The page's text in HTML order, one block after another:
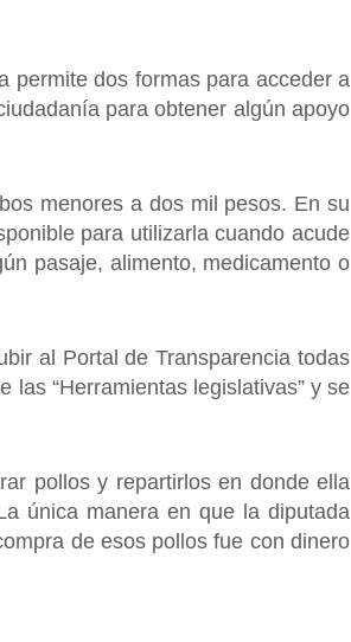
permite dos formas para acceder a
para obtener algún apoyo
menores a dos mil pesos. En su
para utilizarla cuando acude
pasaje, alimento, medicamento o
al Portal de Transparencia todas
las “Herramientas legislativas” y se
pollos y repartirlos en donde ella
única manera en que la diputada
de esos pollos fue con dinero